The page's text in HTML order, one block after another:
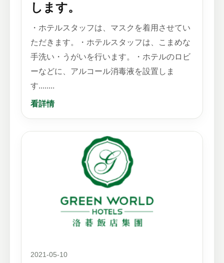
します。
・ホテルスタッフは、マスクを着用させてい
ただきます。・ホテルスタッフは、こまめな
手洗い・うがいを行います。・ホテルのロビ
ーなどに、アルコール消毒液を設置しま
す........
看詳情
2021-05-10